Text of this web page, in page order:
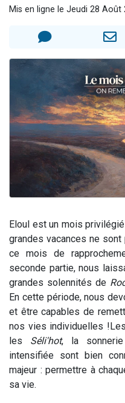
Il reste
2
Mis en ligne le Jeudi 28 Août
Eloul est un mois
grandes vacances ne
ce mois de
seconde partie, nous
grandes solennités de
En cette période, nous
et être capables de
nos vies individuelles !
les Séli'hot, la
intensifiée sont bien
majeur : permettre à
sa vie.